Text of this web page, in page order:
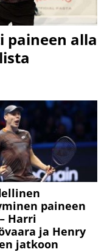
paineen alla
paineen
Harri
ja Henry
jatkoon